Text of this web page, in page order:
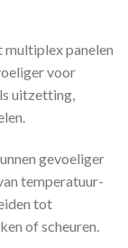
panelen
voor
uitzetting,
gevoeliger
temperatuur-
tot
of scheuren.